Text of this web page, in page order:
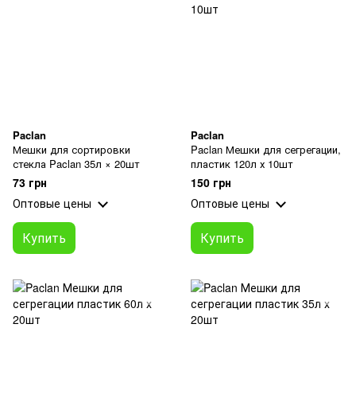
Paclan
Мешки для сортировки
стекла Paclan 35л × 20шт
73 грн
Оптовые цены
Купить
Paclan
Paclan Мешки для сегрегации,
пластик 120л х 10шт
150 грн
Оптовые цены
Купить